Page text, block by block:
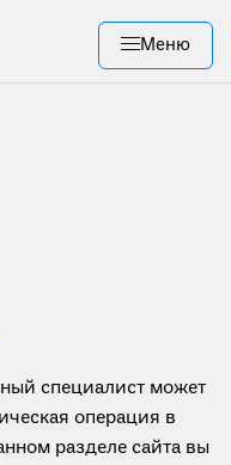
Меню
специалист может
операция в
разделе сайта вы